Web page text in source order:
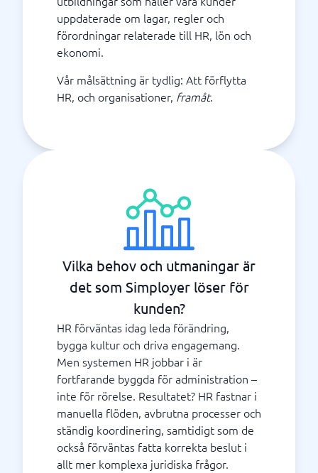
uppdaterade om lagar, regler och
förordningar relaterade till HR, lön och
ekonomi.
Vår målsättning är tydlig: Att förflytta
HR, och organisationer, framåt.
Vilka behov och utmaningar är
det som Simployer löser för
kunden?
HR förväntas idag leda förändring,
bygga kultur och driva engagemang.
Men systemen HR jobbar i är
fortfarande byggda för administration –
inte för rörelse. Resultatet? HR fastnar i
manuella flöden, avbrutna processer och
ständig koordinering, samtidigt som de
också förväntas fatta korrekta beslut i
allt mer komplexa juridiska frågor.